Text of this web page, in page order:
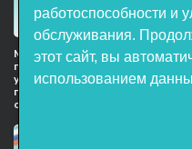
Мы в национальном союзе
предприятий индустрии
учебного оборудования и
поставщиков образовательных
организация
работоспособности и
обслуживания.
этот сайт, вы
использованием